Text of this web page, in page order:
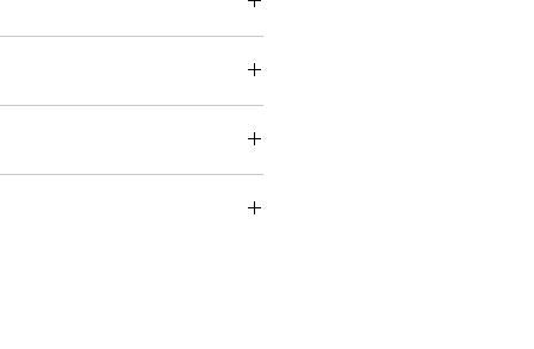
: Ecocert IMO swiss CH-